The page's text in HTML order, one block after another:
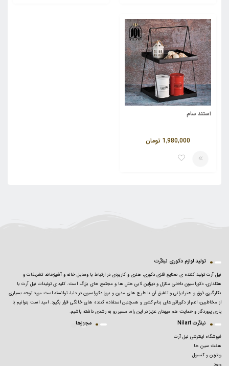
استند سام
1,980,000 تومان
تولید لوازم دکوری نیلآرت
نیل آرت تولید کننده ی صنایع فلزی دکوری، هنری و کاربردی در ارتباط با وسایل خانه و آشپزخانه، تشریفات و
هتلداری، دکوراسیون داخلی منازل و دیزاین لابی هتل ها و مجتمع های بزرگ است. کلیه ی تولیدات نیل آرت با
بکارگیریِ ذوق و هنر ایرانی و تلفیق آن با طرح های مدرن و بروز دکوراسیون در دنیا، توانسته است مورد توجه بسیاری
از مخاطبین، اعم از دکوراتورهای بنام کشور و همچنین استفاده کننده های خانگی قرار بگیرد. امید است بتوانیم با
یاری پروردگار و حمایت هم میهنان عزیز در این راه، مسیر رو به رشدی داشته باشیم.
نیلآرت Nilart
فروشگاه اینترنتی نیل آرت
هفت سین ها
ویترین و کنسول
ورود
مجوزها